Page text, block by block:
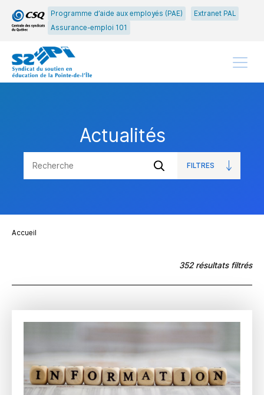
Passer
au
menu
principal
Passer
au
contenu
Programme d’aide aux employés (PAE)
Extranet PAL
Assurance-emploi 101
Actualités
OUVRIR
LES
FILTRES
Accueil
352 résultats filtrés